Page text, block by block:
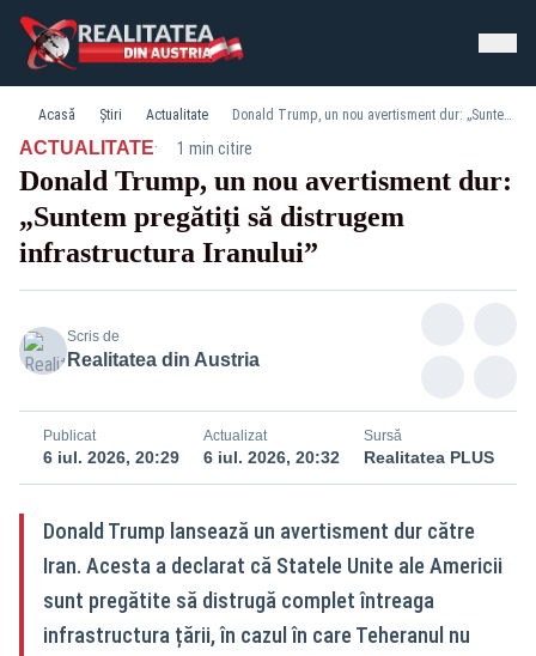
Acasă Știri Actualitate Donald Trump, un nou avertisment dur: „Suntem pregătiți să distrugem infrastructura Iranului”
ACTUALITATE· 1 min citire
Donald Trump, un nou avertisment dur:
„Suntem pregătiți să distrugem
infrastructura Iranului”
Scris de
Realitatea din Austria
Publicat
6 iul. 2026, 20:29
Actualizat
6 iul. 2026, 20:32
Sursă
Realitatea PLUS
Donald Trump lansează un avertisment dur către
Iran. Acesta a declarat că Statele Unite ale Americii
sunt pregătite să distrugă complet întreaga
infrastructura țării, în cazul în care Teheranul nu